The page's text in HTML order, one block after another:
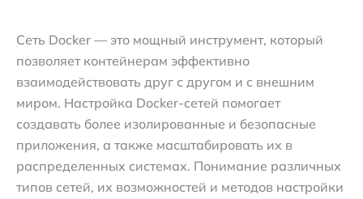
Сеть Docker — это мощный инструмент, который
позволяет контейнерам эффективно
взаимодействовать друг с другом и с внешним
миром. Настройка Docker-сетей помогает
создавать более изолированные и безопасные
приложения, а также масштабировать их в
распределенных системах. Понимание различных
типов сетей, их возможностей и методов настройки